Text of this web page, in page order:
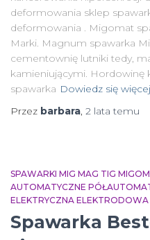
deformowania sklep
deformowania . Migomat
Marki. Magnum spawarka
cementownię lutniki tedy,
kamieniującymi.
spawarka Dowiedz się
Przez barbara, 2 lata temu
SPAWARKI MIG MAG TIG
AUTOMATYCZNE
ELEKTRYCZNA ELEKTRODOWA
Spawarka